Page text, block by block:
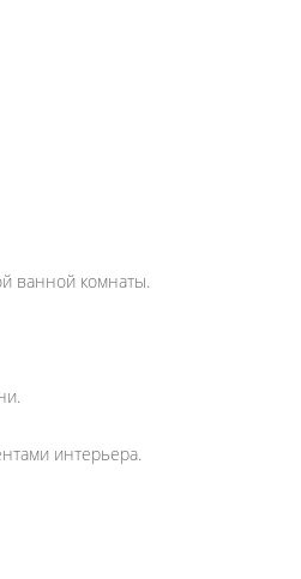
ванной комнаты.
интерьера.